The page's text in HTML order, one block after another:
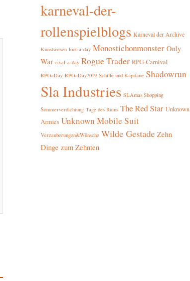
karneval-der-
rollenspielblogs Karneval der Archive
Kunstwesen loot-a-day Monostichonmonster Only
War rival-a-day Rogue Trader RPG-Carnival
RPGaDay RPGaDay2019 Schiffe und Kapitäne Shadowrun
Sla Industries SLAmas Shopping
Sommerverdichtung Tage des Ruins The Red Star Unknown
Armies Unknown Mobile Suit
Verzauberungen&Wünsche Wilde Gestade Zehn
Dinge zum Zehnten